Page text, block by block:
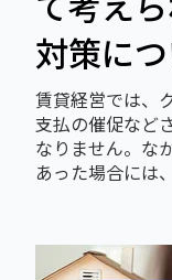
対策に
賃貸経営では、
支払の催促など
なりません。な
あった場合には